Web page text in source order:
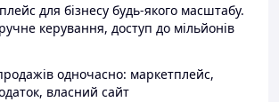
для бізнесу будь-якого масштабу.
керування, доступ до мільйонів
одночасно: маркетплейс,
власний сайт